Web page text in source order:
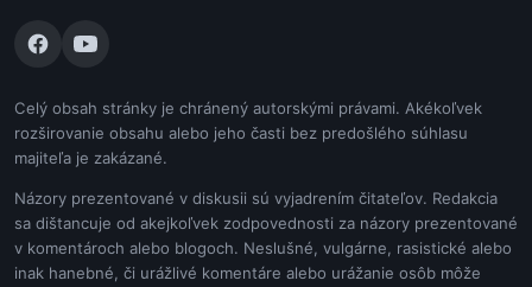
Celý obsah stránky je chránený autorskými právami. Akékoľvek
rozširovanie obsahu alebo jeho časti bez predošlého súhlasu
majiteľa je zakázané.
Názory prezentované v diskusii sú vyjadrením čitateľov. Redakcia
sa dištancuje od akejkoľvek zodpovednosti za názory prezentované
v komentároch alebo blogoch. Neslušné, vulgárne, rasistické alebo
inak hanebné, či urážlivé komentáre alebo urážanie osôb môže